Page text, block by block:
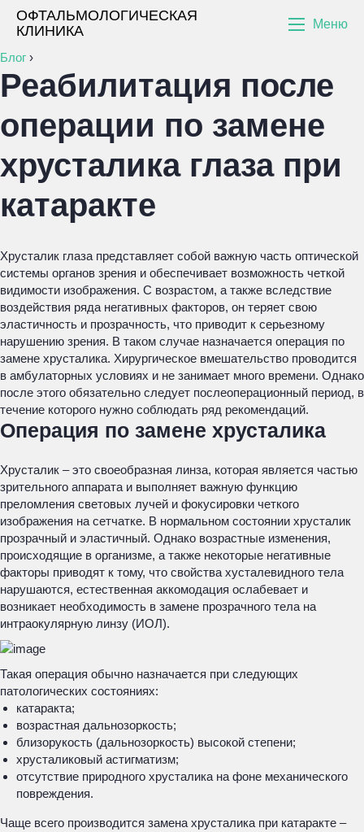
ОФТАЛЬМОЛОГИЧЕСКАЯ
КЛИНИКА
Меню
Блог ›
Реабилитация после
операции по замене
хрусталика глаза при
катаракте
Хрусталик глаза представляет собой важную часть оптической
системы органов зрения и обеспечивает возможность четкой
видимости изображения. С возрастом, а также вследствие
воздействия ряда негативных факторов, он теряет свою
эластичность и прозрачность, что приводит к серьезному
нарушению зрения. В таком случае назначается операция по
замене хрусталика. Хирургическое вмешательство проводится
в амбулаторных условиях и не занимает много времени. Однако
после этого обязательно следует послеоперационный период, в
течение которого нужно соблюдать ряд рекомендаций.
Операция по замене хрусталика
Хрусталик – это своеобразная линза, которая является частью
зрительного аппарата и выполняет важную функцию
преломления световых лучей и фокусировки четкого
изображения на сетчатке. В нормальном состоянии хрусталик
прозрачный и эластичный. Однако возрастные изменения,
происходящие в организме, а также некоторые негативные
факторы приводят к тому, что свойства хусталевидного тела
нарушаются, естественная аккомодация ослабевает и
возникает необходимость в замене прозрачного тела на
интраокулярную линзу (ИОЛ).
Такая операция обычно назначается при следующих
патологических состояниях:
катаракта;
возрастная дальнозоркость;
близорукость (дальнозоркость) высокой степени;
хрусталиковый астигматизм;
отсутствие природного хрусталика на фоне механического
повреждения.
Чаще всего производится замена хрусталика при катаракте –